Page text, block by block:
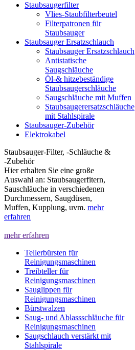
Staubsaugerfilter
Vlies-Staubfilterbeutel
Filterpatronen für
Staubsauger
Staubsauger Ersatzschlauch
Staubsauger Ersatzschlauch
Antistatische
Saugschläuche
Öl-& hitzebeständige
Staubsaugerschläuche
Saugschläuche mit Muffen
Staubsaugerersatzschläuche
mit Stahlspirale
Staubsauger-Zubehör
Elektrokabel
Staubsauger-Filter, -Schläuche &
-Zubehör
Hier erhalten Sie eine große
Auswahl an: Staubsaugerfitern,
Sauschläuche in verschiedenen
Durchmessern, Saugdüsen,
Muffen, Kupplung, uvm. mehr
erfahren
mehr erfahren
Tellerbürsten für
Reinigungsmaschinen
Treibteller für
Reinigungsmaschinen
Sauglippen für
Reinigungsmaschinen
Bürstwalzen
Saug- und Ablassschläuche für
Reinigungsmaschinen
Saugschlauch verstärkt mit
Stahlspirale